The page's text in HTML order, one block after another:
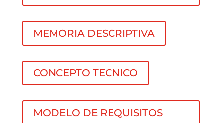
MEMORIA DESCRIPTIVA
CONCEPTO TECNICO
MODELO DE REQUISITOS